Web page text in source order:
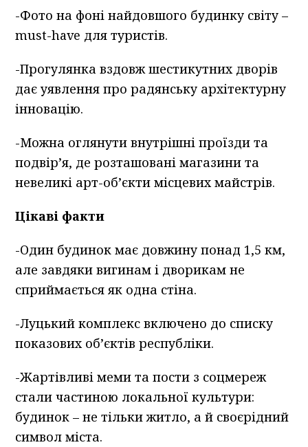
-Фото на фоні найдовшого будинку світу –
must-have для туристів.
-Прогулянка вздовж шестикутних дворів
дає уявлення про радянську архітектурну
інновацію.
-Можна оглянути внутрішні проїзди та
подвір’я, де розташовані магазини та
невеликі арт-об’єкти місцевих майстрів.
Цікаві факти
-Один будинок має довжину понад 1,5 км,
але завдяки вигинам і дворикам не
сприймається як одна стіна.
-Луцький комплекс включено до списку
показових об’єктів республіки.
-Жартівливі меми та пости з соцмереж
стали частиною локальної культури:
будинок – не тільки житло, а й своєрідний
символ міста.